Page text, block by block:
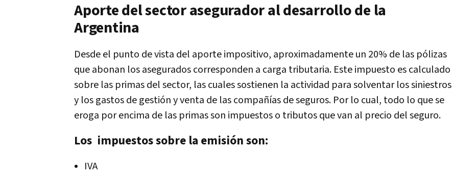
Aporte del sector asegurador al desarrollo de la
Argentina
Desde el punto de vista del aporte impositivo, aproximadamente un 20% de las pólizas
que abonan los asegurados corresponden a carga tributaria. Este impuesto es calculado
sobre las primas del sector, las cuales sostienen la actividad para solventar los siniestros
y los gastos de gestión y venta de las compañías de seguros. Por lo cual, todo lo que se
eroga por encima de las primas son impuestos o tributos que van al precio del seguro.
Los impuestos sobre la emisión son:
IVA